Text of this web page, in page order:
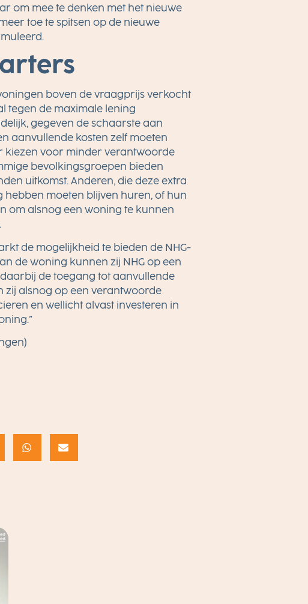
om mee te denken met het nieuwe
toe te spitsen op de nieuwe
boven de vraagprijs verkocht
tegen de maximale lening
gegeven de schaarste aan
aanvullende kosten zelf moeten
kiezen voor minder verantwoorde
bevolkingsgroepen bieden
uitkomst. Anderen, die deze extra
moeten blijven huren, of hun
om alsnog een woning te kunnen
de mogelijkheid te bieden de NHG-
de woning kunnen zij NHG op een
de toegang tot aanvullende
zij alsnog op een verantwoorde
en wellicht alvast investeren in